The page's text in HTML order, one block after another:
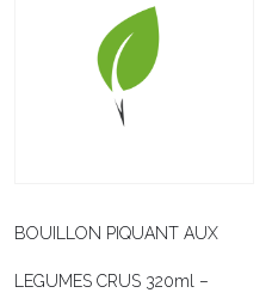
BOUILLON PIQUANT AUX
LEGUMES CRUS 320ml –